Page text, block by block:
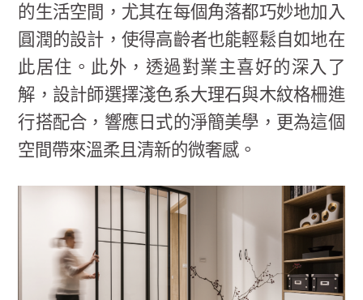
的生活空間，尤其在每個角落都巧妙地加入
圓潤的設計，使得高齡者也能輕鬆自如地在
此居住。此外，透過對業主喜好的深入了
解，設計師選擇淺色系大理石與木紋格柵進
行搭配合，響應日式的淨簡美學，更為這個
空間帶來溫柔且清新的微奢感。